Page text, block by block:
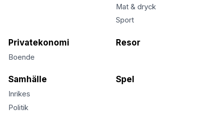
Mat & dryck
Sport
Privatekonomi
Boende
Resor
Samhälle
Inrikes
Politik
Spel